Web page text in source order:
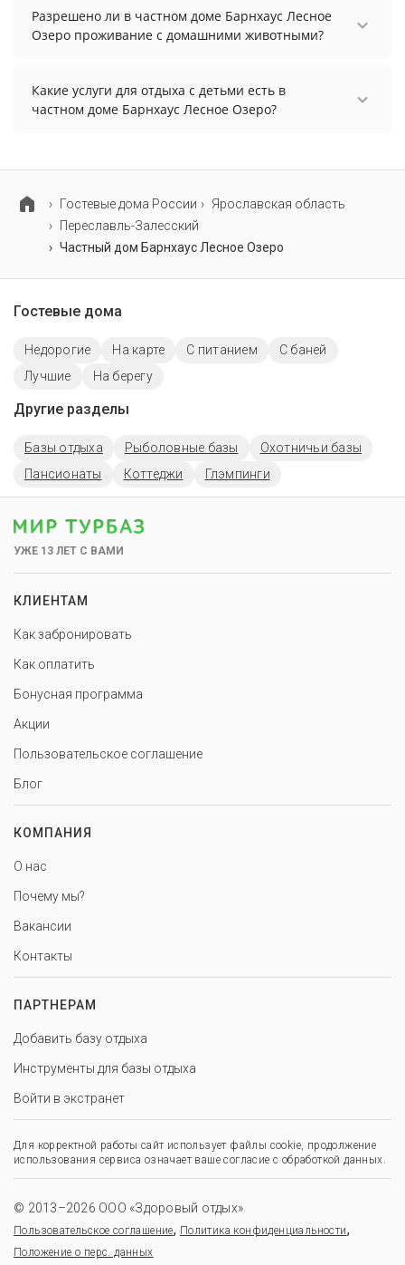
парковка, уточните информацию перед
бронированием у менеджера, возможно, услуга
оплачивается отдельно.
Разрешено ли в частном доме Барнхаус Лесное
Озеро проживание с домашними животными?
запрещено.
Какие услуги для отдыха с детьми есть в
частном доме Барнхаус Лесное Озеро?
Гостевые дома России
Ярославская область
Переславль-Залесский
Частный дом Барнхаус Лесное Озеро
Гостевые дома
Недорогие На карте С питанием
С баней
Лучшие
На берегу
Другие разделы
Базы отдыха Рыболовные базы
Охотничьи базы
Пансионаты
Коттеджи Глэмпинги
УЖЕ 13 ЛЕТ С ВАМИ
КЛИЕНТАМ
Как забронировать
Как оплатить
Бонусная программа
Акции
Пользовательское соглашение
Блог
КОМПАНИЯ
О нас
Почему мы?
Вакансии
Контакты
ПАРТНЕРАМ
Добавить базу отдыха
Инструменты для базы отдыха
Войти в экстранет
Для корректной работы сайт использует файлы cookie, продолжение
использования сервиса означает ваше согласие с обработкой данных.
© 2013–2026 ООО «Здоровый отдых»
Пользовательское соглашение, Политика конфиденциальности,
Положение о перс. данных